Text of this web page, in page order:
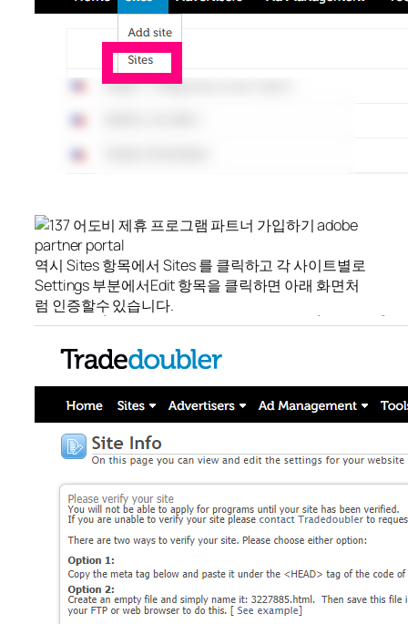
역시 Sites 항목에서 Sites 를 클릭하고 각 사이트별로
Settings 부분에서Edit 항목을 클릭하면 아래 화면처
럼 인증할수 있습니다.